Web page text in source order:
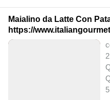
Maialino da Latte Con
https://